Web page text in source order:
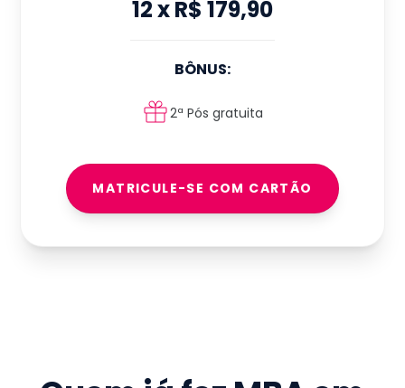
12xR$ 179,90
BÔNUS:
2ª Pós gratuita
MATRICULE-SE COM CARTÃO